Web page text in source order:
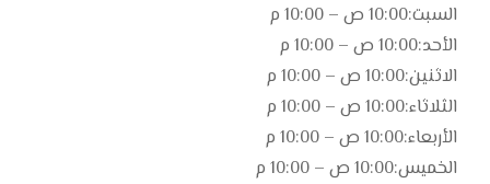
السبت:10:00 ص – 10:00 م
الأحد:10:00 ص – 10:00 م
الاثنين:10:00 ص – 10:00 م
الثلاثاء:10:00 ص – 10:00 م
الأربعاء:10:00 ص – 10:00 م
الخميس:10:00 ص – 10:00 م